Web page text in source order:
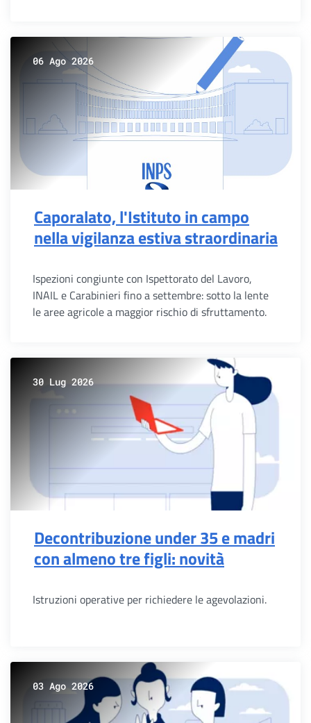
06 Ago 2026
Caporalato, l'Istituto in campo
nella vigilanza estiva straordinaria
Ispezioni congiunte con Ispettorato del Lavoro,
INAIL e Carabinieri fino a settembre: sotto la lente
le aree agricole a maggior rischio di sfruttamento.
30 Lug 2026
Decontribuzione under 35 e madri
con almeno tre figli: novità
Istruzioni operative per richiedere le agevolazioni.
03 Ago 2026